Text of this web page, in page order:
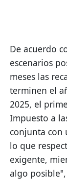
De acuerdo
escenarios
meses las
terminen el
2025, el
Impuesto a
conjunta con
lo que
exigente,
algo